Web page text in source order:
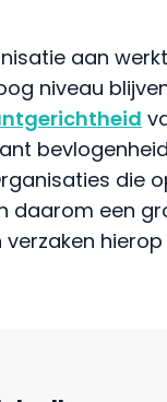
aan
niveau
die
daarom een